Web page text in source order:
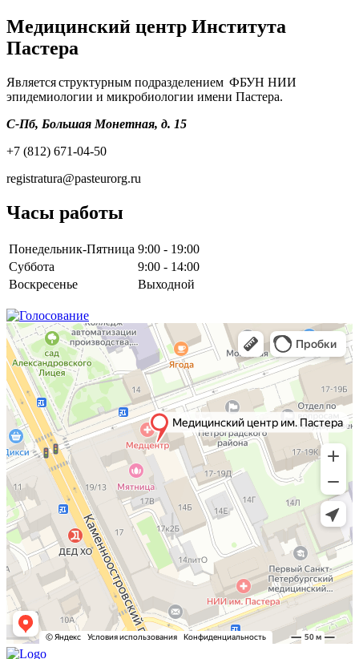
Медицинский центр Института
Пастера
Является структурным подразделением ФБУН НИИ
эпидемиологии и микробиологии имени Пастера.
С-Пб, Большая Монетная, д. 15
+7 (812) 671-04-50
registratura@pasteurorg.ru
Часы работы
Понедельник-Пятница 9:00 - 19:00
Суббота
9:00 - 14:00
Воскресенье
Выходной